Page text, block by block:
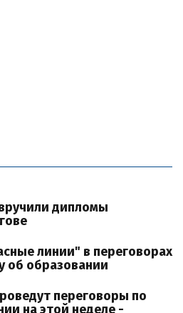
дипломы
линии" в переговорах
об образовании
переговоры по
на этой неделе -